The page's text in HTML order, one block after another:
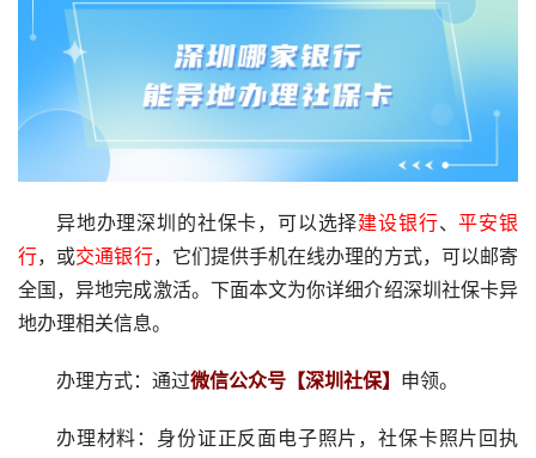
异地办理深圳的社保卡，可以选择建设银行、平安银
行，或交通银行，它们提供手机在线办理的方式，可以邮寄
全国，异地完成激活。下面本文为你详细介绍深圳社保卡异
地办理相关信息。
办理方式：通过微信公众号【深圳社保】 申领。
办理材料：身份证正反面电子照片，社保卡照片回执